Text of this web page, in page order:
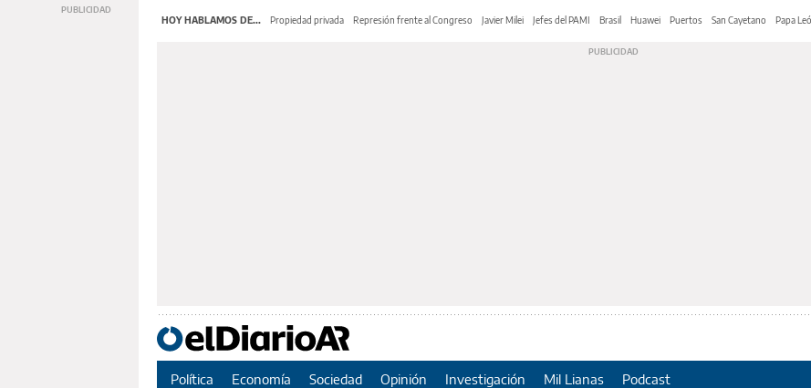
HOY HABLAMOS DE... Propiedad privada Represión frente al Congreso Javier Milei Jefes del PAMI Brasil Huawei Puertos San Cayetano Papa
Política Economía Sociedad Opinión Investigación Mil Lianas Podcast